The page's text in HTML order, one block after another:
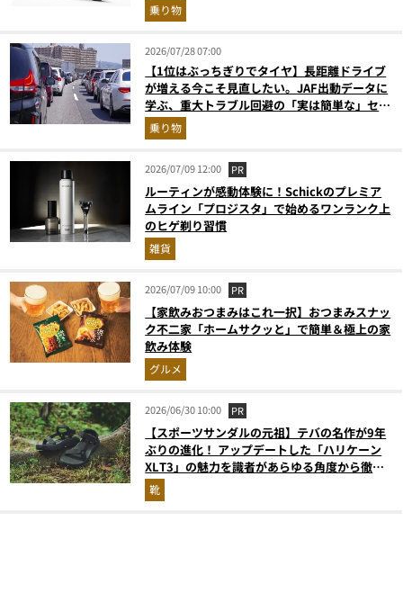
乗り物
2026/07/28 07:00
【1位はぶっちぎりでタイヤ】長距離ドライブ
が増える今こそ見直したい。JAF出動データに
学ぶ、重大トラブル回避の「実は簡単な」セル
フメンテ術
乗り物
2026/07/09 12:00 PR
ルーティンが感動体験に！Schickのプレミア
ムライン「プロジスタ」で始めるワンランク上
のヒゲ剃り習慣
雑貨
2026/07/09 10:00 PR
【家飲みおつまみはこれ一択】おつまみスナッ
ク不二家「ホームサクッと」で簡単＆極上の家
飲み体験
グルメ
2026/06/30 10:00 PR
【スポーツサンダルの元祖】テバの名作が9年
ぶりの進化！ アップデートした「ハリケーン
XLT3」の魅力を識者があらゆる角度から徹底
解説！
靴